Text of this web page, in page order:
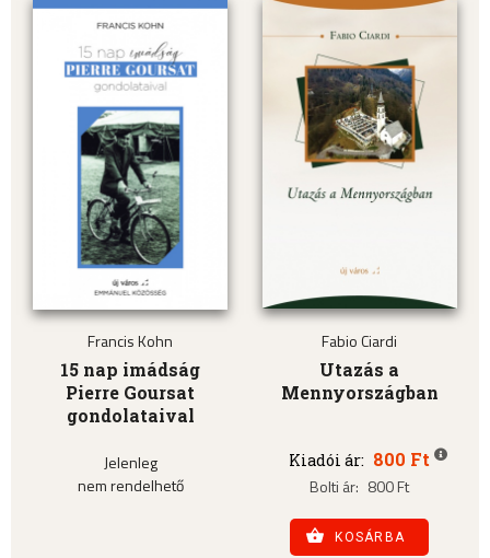
Francis Kohn
15 nap imádság
Pierre Goursat
gondolataival
Jelenleg
nem rendelhető
Fabio Ciardi
Utazás a
Mennyországban
Kiadói ár: 800 Ft
Bolti ár: 800 Ft
KOSÁRBA